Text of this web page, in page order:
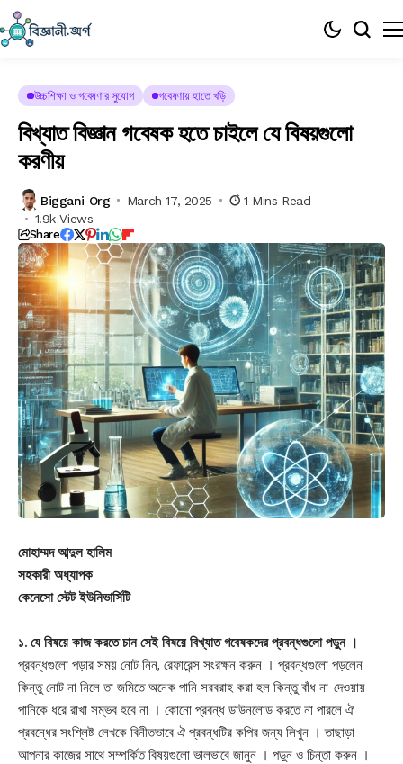
উচ্চশিক্ষা ও গবেষণার সুযোগ গবেষণায় হাতে খড়ি
বিখ্যাত বিজ্ঞান গবেষক হতে চাইলে যে বিষয়গুলো
করণীয়
Biggani Org March 17, 2025
1 Mins Read
1.9k Views
Share
মোহাম্মদ আব্দুল হালিম
সহকারী অধ্যাপক
কেনেসো স্টেট ইউনিভার্সিটি
১. যে বিষয়ে কাজ করতে চান সেই বিষয়ে বিখ্যাত গবেষকদের প্রবন্ধগুলো পড়ুন ।
প্রবন্ধগুলো পড়ার সময় নোট নিন, রেফারেন্স সংরক্ষন করুন । প্রবন্ধগুলো পড়লেন
কিন্তু নোট না নিলে তা জমিতে অনেক পানি সরবরাহ করা হল কিন্তু বাঁধ না-দেওয়ায়
পানিকে ধরে রাখা সম্ভব হবে না । কোনো প্রবন্ধ ডাউনলোড করতে না পারলে ঐ
প্রবন্ধের সংশ্লিষ্ট লেখকে বিনীতভাবে ঐ প্রবন্ধটির কপির জন্য লিখুন । তাছাড়া
আপনার কাজের সাথে সম্পর্কিত বিষয়গুলো ভালভাবে জানুন । পড়ুন ও চিন্তা করুন ।